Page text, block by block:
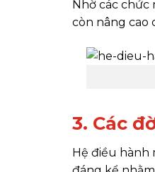
Nhờ các
còn nâng cao
3. Các
Hệ điều hành